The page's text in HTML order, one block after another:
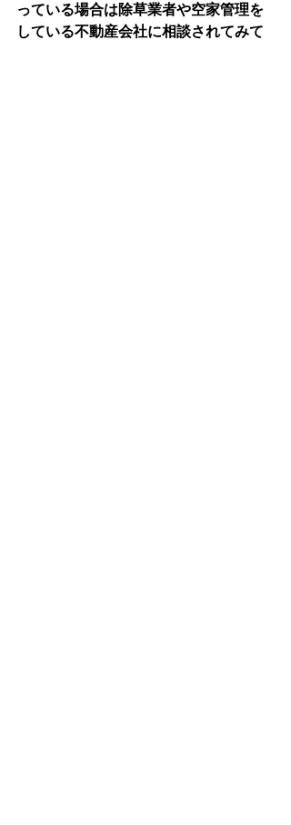
っている場合は除草業者や空家管理を
している不動産会社に相談されてみて